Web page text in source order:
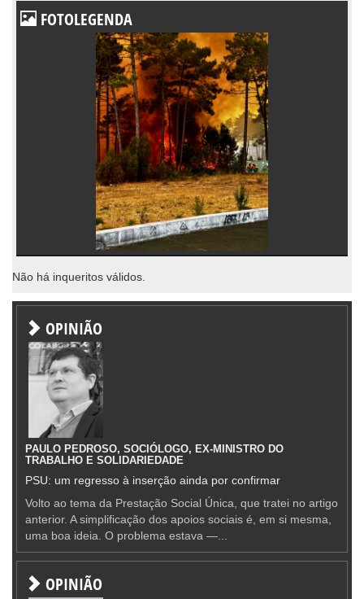
FOTOLEGENDA
Não há inqueritos válidos.
OPINIÃO
PAULO PEDROSO, SOCIÓLOGO, EX-MINISTRO DO
TRABALHO E SOLIDARIEDADE
PSU: um regresso à inserção ainda por confirmar
Volto ao tema da Prestação Social Única, que tratei no artigo
anterior. A simplificação dos apoios sociais é, em si mesma,
uma boa ideia. O problema estava —...
OPINIÃO